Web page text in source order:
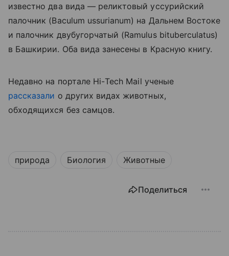
известно два вида — реликтовый уссурийский
палочник (Baculum ussurianum) на Дальнем Востоке
и палочник двубугорчатый (Ramulus bituberculatus)
в Башкирии. Оба вида занесены в Красную книгу.
Недавно на портале Hi-Tech Mail ученые
рассказали о других видах животных,
обходящихся без самцов.
природа Биология Животные
Поделиться